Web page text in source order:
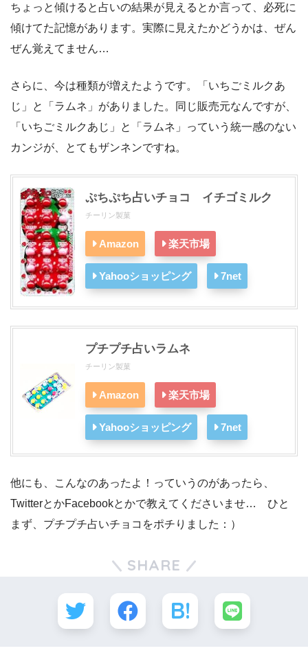
ちょっと傾けると占いの結果が見えるとか言って、必死に
傾けてた記憶があります。実際に見えたかどうかは、ぜん
ぜん覚えてません…
さらに、今は種類が増えたようです。「いちごミルクあ
じ」と「ラムネ」がありました。同じ販売元なんですが、
「いちごミルクあじ」と「ラムネ」っていう統一感のない
カンジが、とてもザンネンですね。
ぷちぷち占いチョコ イチゴミルク
チーリン製菓
Amazon 楽天市場
Yahooショッピング 7net
プチプチ占いラムネ
チーリン製菓
Amazon 楽天市場
Yahooショッピング 7net
他にも、こんなのあったよ！っていうのがあったら、
TwitterとかFacebookとかで教えてくださいませ… ひと
まず、プチプチ占いチョコをポチりました：）
SHARE